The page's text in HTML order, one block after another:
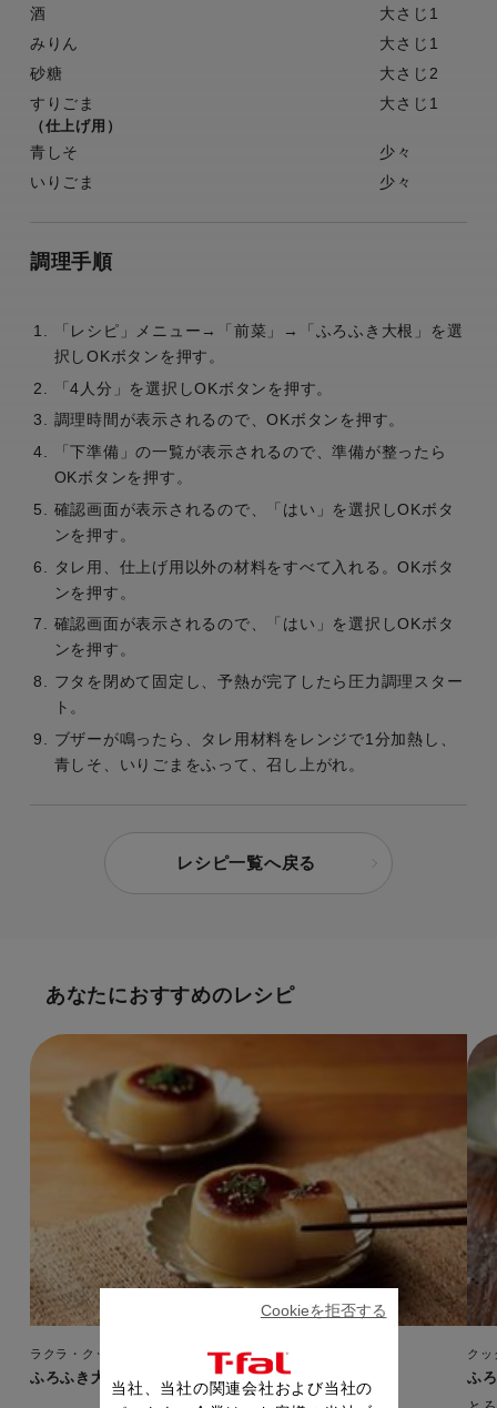
酒
大さじ1
みりん
大さじ1
砂糖
大さじ2
すりごま
大さじ1
（仕上げ用）
青しそ
少々
いりごま
少々
調理手順
「レシピ」メニュー→「前菜」→「ふろふき大根」を選
択しOKボタンを押す。
「4人分」を選択しOKボタンを押す。
調理時間が表示されるので、OKボタンを押す。
「下準備」の一覧が表示されるので、準備が整ったら
OKボタンを押す。
確認画面が表示されるので、「はい」を選択しOKボタ
ンを押す。
タレ用、仕上げ用以外の材料をすべて入れる。OKボタ
ンを押す。
確認画面が表示されるので、「はい」を選択しOKボタ
ンを押す。
フタを閉めて固定し、予熱が完了したら圧力調理スター
ト。
ブザーが鳴ったら、タレ用材料をレンジで1分加熱し、
青しそ、いりごまをふって、召し上がれ。
レシピ一覧へ戻る
あなたにおすすめのレシピ
ラクラ・クッカー 旨み 4L
ふろふき大根
クッ
ふ
当社、当社の関連会社および当社の
Cookieを拒否する